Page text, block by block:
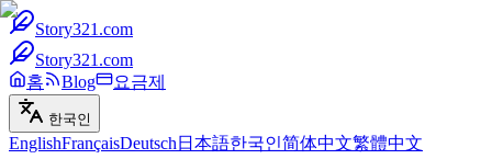
Story321.com
Story321.com
홈
Blog 요금제
한국인
EnglishFrançaisDeutsch 日本語한국인简体中文繁體中文